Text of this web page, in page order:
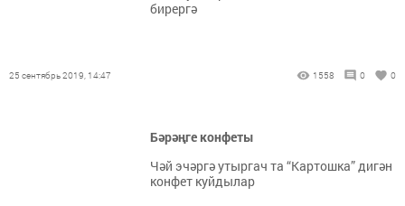
бирергә
25 сентябрь 2019, 14:47 1558 0 0
Бәрәңге конфеты
Чәй эчәргә утыргач та “Картошка” дигән
конфет куйдылар